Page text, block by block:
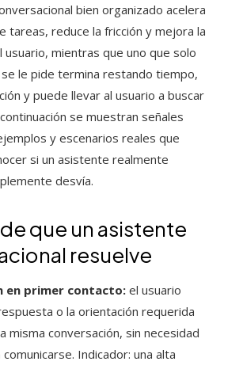
bien organizado acelera
tareas, reduce la fricción y mejora la
usuario, mientras que uno que solo
le pide termina restando tiempo,
y puede llevar al usuario a buscar
se muestran señales
y escenarios reales que
si un asistente realmente
desvía.
que un asistente
resuelve
en primer contacto:el usuario
o la orientación requerida
misma conversación, sin necesidad
Indicador: una alta